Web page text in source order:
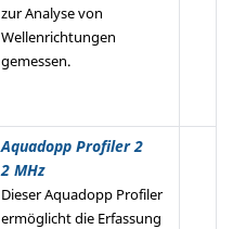
zur Analyse von
Wellenrichtungen
gemessen.
Aquadopp Profiler 2
2 MHz
Dieser Aquadopp Profiler
ermöglicht die Erfassung